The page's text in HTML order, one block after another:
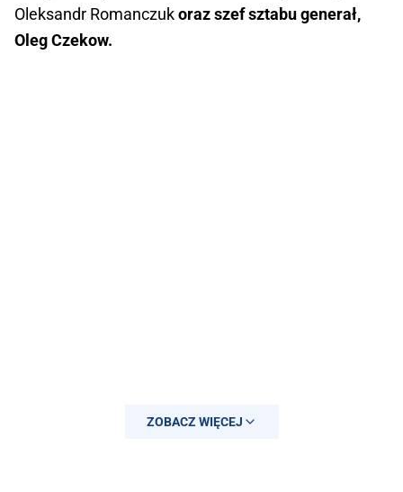
Oleksandr Romanczukoraz szef sztabu generał,
Oleg Czekow.
ZOBACZ WIĘCEJ